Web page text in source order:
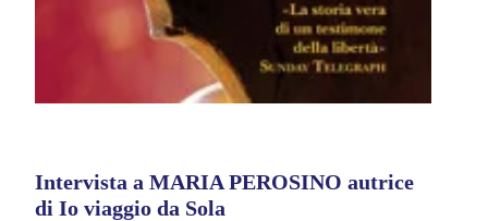
Intervista a MARIA PEROSINO autrice
di Io viaggio da Sola